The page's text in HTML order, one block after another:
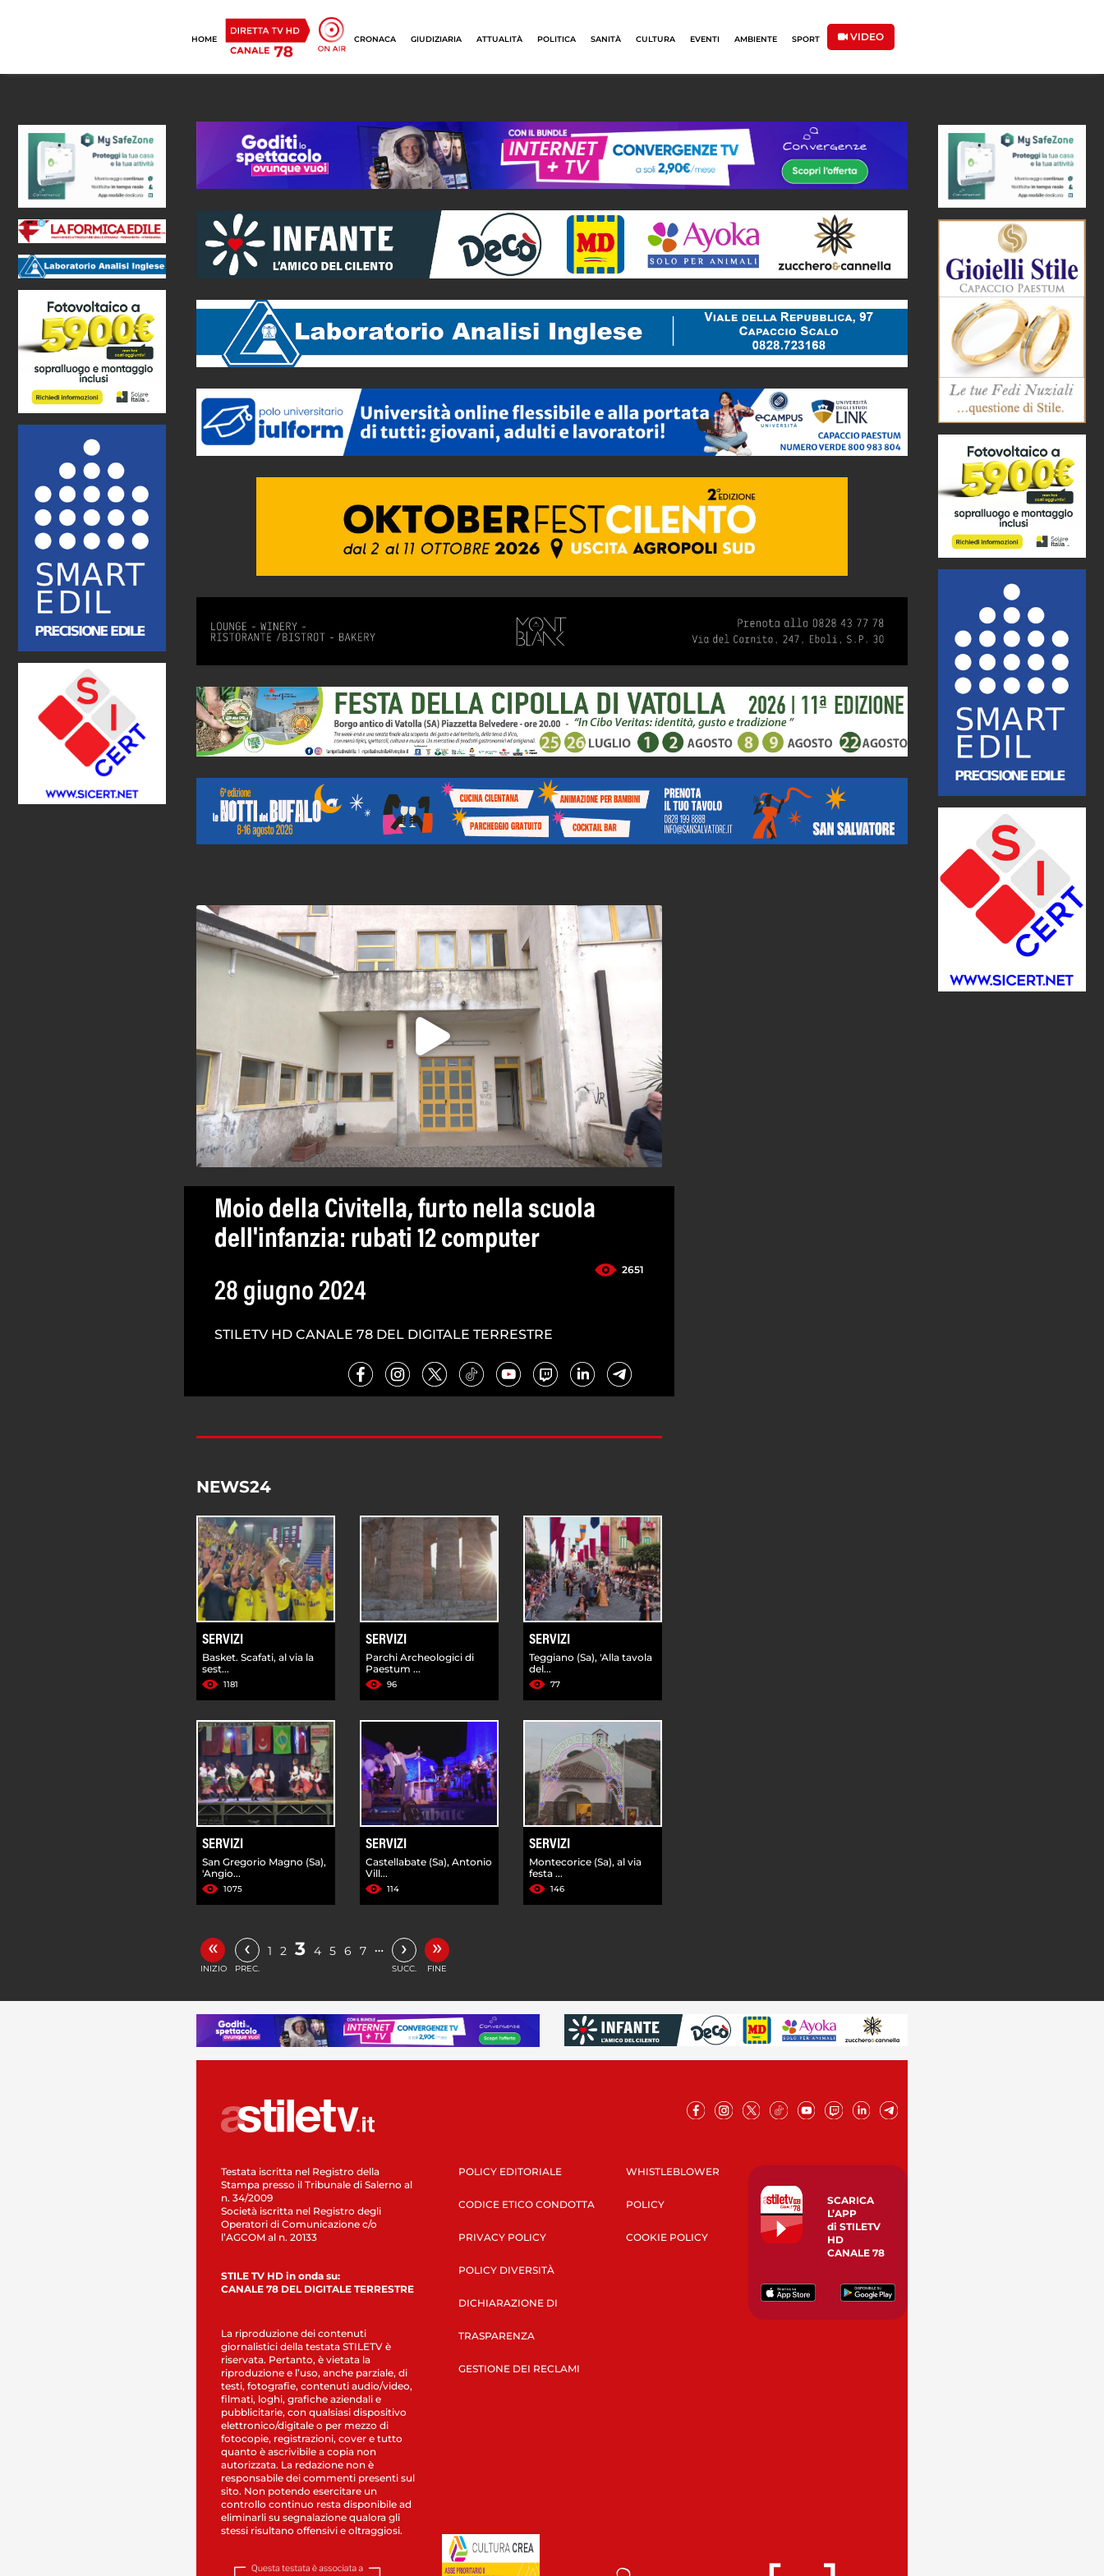
HOME CRONACA GIUDIZIARIA ATTUALITÀ POLITICA SANITÀ CULTURA EVENTI AMBIENTE SPORT VIDEO
Moio della Civitella, furto nella scuola
dell'infanzia: rubati 12 computer
2651
28 giugno 2024
STILETV HD CANALE 78 DEL DIGITALE TERRESTRE
NEWS24
SERVIZI
Basket. Scafati, al via la
sest...
1181
SERVIZI
Parchi Archeologici di
Paestum ...
96
SERVIZI
Teggiano (Sa), 'Alla tavola
del...
77
SERVIZI
San Gregorio Magno (Sa),
'Angio...
1075
SERVIZI
Castellabate (Sa), Antonio
Vill...
114
SERVIZI
Montecorice (Sa), al via
festa ...
146
«
INIZIO
‹
PREC.
1 2 3 4 5 6 7 … ›
SUCC.
»
FINE
Testata iscritta nel Registro della
Stampa presso il Tribunale di Salerno al
n. 34/2009
Società iscritta nel Registro degli
Operatori di Comunicazione c/o
l’AGCOM al n. 20133
STILE TV HD in onda su:
CANALE 78 DEL DIGITALE TERRESTRE
La riproduzione dei contenuti
giornalistici della testata STILETV è
riservata. Pertanto, è vietata la
riproduzione e l’uso, anche parziale, di
testi, fotografie, contenuti audio/video,
filmati, loghi, grafiche aziendali e
pubblicitarie, con qualsiasi dispositivo
elettronico/digitale o per mezzo di
fotocopie, registrazioni, cover e tutto
quanto è ascrivibile a copia non
autorizzata. La redazione non è
responsabile dei commenti presenti sul
sito. Non potendo esercitare un
controllo continuo resta disponibile ad
eliminarli su segnalazione qualora gli
stessi risultano offensivi e oltraggiosi.
POLICY EDITORIALE
CODICE ETICO CONDOTTA
PRIVACY POLICY
POLICY DIVERSITÀ
DICHIARAZIONE DI
TRASPARENZA
GESTIONE DEI RECLAMI
WHISTLEBLOWER
POLICY
COOKIE POLICY
SCARICA
L’APP
di STILETV
HD
CANALE 78